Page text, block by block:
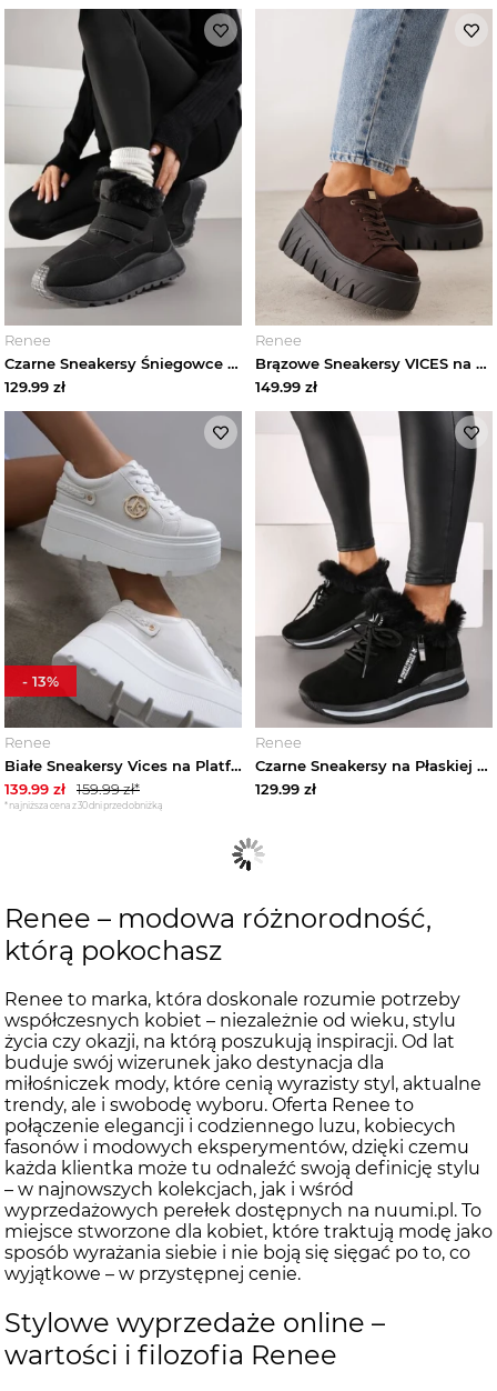
Renee
Czarne Sneakersy Śniegowce Vices z Futerkiem na Platformie Zapinane na Rzep Nelosena
129.99 zł
Renee
Brązowe Sneakersy VICES na Platformie Typu Chunky Tassi
149.99 zł
Renee
Białe Sneakersy Vices na Platformie Ozdobione Metaliczną Aplikacją Tatellia
139.99 zł 159.99zł*
*najniższa cena z 30 dni przed obniżką
- 13%
Renee
Czarne Sneakersy na Płaskiej Podeszwie z Napisem i Futerkiem Taricea Vices
129.99 zł
Renee – modowa różnorodność,
którą pokochasz
Renee to marka, która doskonale rozumie potrzeby
współczesnych kobiet – niezależnie od wieku, stylu
życia czy okazji, na którą poszukują inspiracji. Od lat
buduje swój wizerunek jako destynacja dla
miłośniczek mody, które cenią wyrazisty styl, aktualne
trendy, ale i swobodę wyboru. Oferta Renee to
połączenie elegancji i codziennego luzu, kobiecych
fasonów i modowych eksperymentów, dzięki czemu
każda klientka może tu odnaleźć swoją definicję stylu
– w najnowszych kolekcjach, jak i wśród
wyprzedażowych perełek dostępnych na nuumi.pl. To
miejsce stworzone dla kobiet, które traktują modę jako
sposób wyrażania siebie i nie boją się sięgać po to, co
wyjątkowe – w przystępnej cenie.
Stylowe wyprzedaże online –
wartości i filozofia Renee